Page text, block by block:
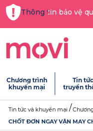
Thông tin bảo vệ
Chương trình
khuyến mại
Tin tức
truyền
Tin tức và khuyến mại
CHỐT ĐƠN NGAY VẬN MAY